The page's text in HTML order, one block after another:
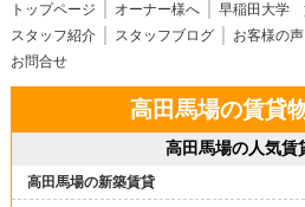
トップページ オーナー様へ
早稲田大学
スタッフ紹介
スタッフブログ お客様の声
お問合せ
高田馬場の賃貸
高田馬場の人気賃
高田馬場の新築賃貸